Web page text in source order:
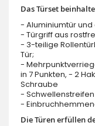
Das Türset
- Aluminiumtür
- Türgriff aus
- 3-teilige
Tür;
-
in 7 Punkten, - 2
Schraube
- Schwellenstreifen
-
Die Türen erfüllen